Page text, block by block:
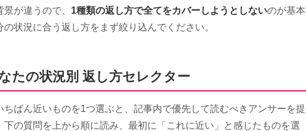
が違うので、 1種類の返し方で全てをカバーしようとしないのが基本
状況に合う返し方をまず絞り込んでください。
たの状況別 返し方セレクター
ちばん近いものを1つ選ぶと、記事内で優先して読むべきアンサーを提
の質問を上から順に読み、最初に「これに近い」と感じたものを選